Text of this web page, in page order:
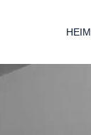
HEIM